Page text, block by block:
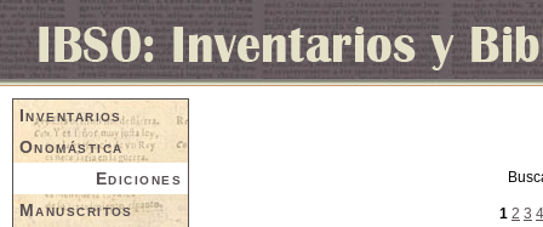
Inventarios
Onomástica
Ediciones
Manuscritos
1 2 3 4